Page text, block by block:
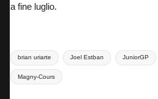
a fine luglio.
Tags:
brian uriarte Joel Estban JuniorGP
Magny-Cours